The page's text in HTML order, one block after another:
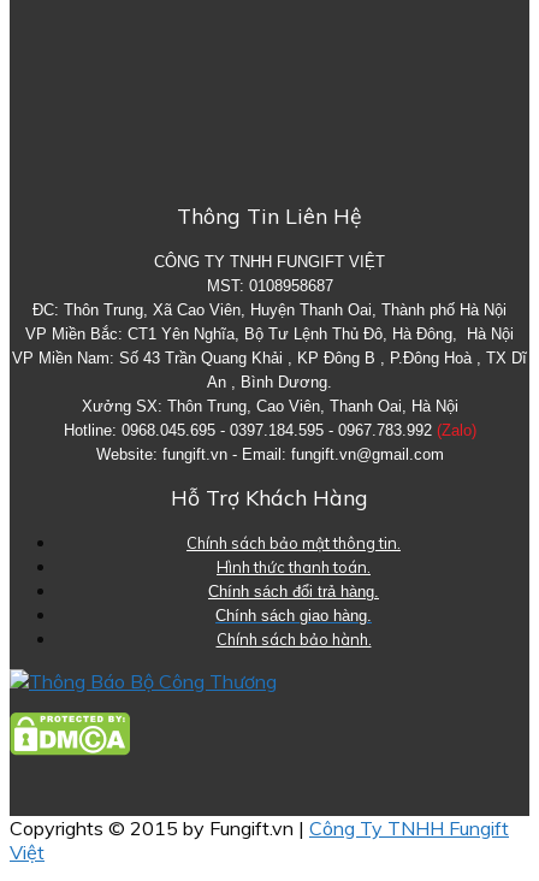
Thông Tin Liên Hệ
CÔNG TY TNHH FUNGIFT VIỆT
MST: 0108958687
ĐC: Thôn Trung, Xã Cao Viên, Huyện Thanh Oai, Thành phố Hà Nội
VP Miền Bắc: CT1 Yên Nghĩa, Bộ Tư Lệnh Thủ Đô, Hà Đông, Hà Nội
VP Miền Nam: Số 43 Trần Quang Khải , KP Đông B , P.Đông Hoà , TX Dĩ
An , Bình Dương.
Xưởng SX: Thôn Trung, Cao Viên, Thanh Oai, Hà Nội
Hotline: 0968.045.695 - 0397.184.595 - 0967.783.992 (Zalo)
Website: fungift.vn - Email: fungift.vn@gmail.com
Hỗ Trợ Khách Hàng
Chính sách bảo mật thông tin.
Hình thức thanh toán.
Chính sách đổi trả hàng.
Chính sách giao hàng.
Chính sách bảo hành.
Copyrights © 2015 by Fungift.vn | Công Ty TNHH Fungift
Việt